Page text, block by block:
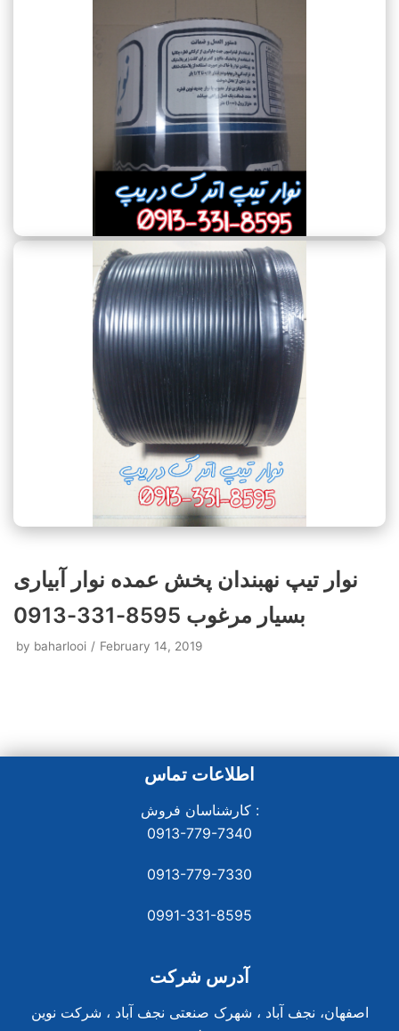
نوار تیپ نهبندان پخش عمده نوار آبیاری
بسیار مرغوب 8595-331-0913
by baharlooi February 14, 2019
اطلاعات تماس
کارشناسان فروش :
0913-779-7340
0913-779-7330
0991-331-8595
آدرس شرکت
اصفهان، نجف آباد ، شهرک صنعتی نجف آباد ، شرکت نوین